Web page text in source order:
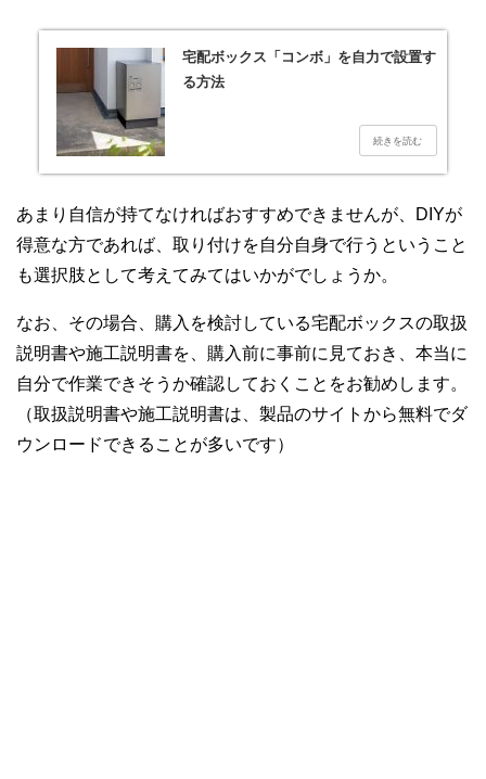
宅配ボックス「コンボ」を自力で設置す
る方法
あまり自信が持てなければおすすめできませんが、DIYが
得意な方であれば、取り付けを自分自身で行うということ
も選択肢として考えてみてはいかがでしょうか。
なお、その場合、購入を検討している宅配ボックスの取扱
説明書や施工説明書を、購入前に事前に見ておき、本当に
自分で作業できそうか確認しておくことをお勧めします。
（取扱説明書や施工説明書は、製品のサイトから無料でダ
ウンロードできることが多いです）